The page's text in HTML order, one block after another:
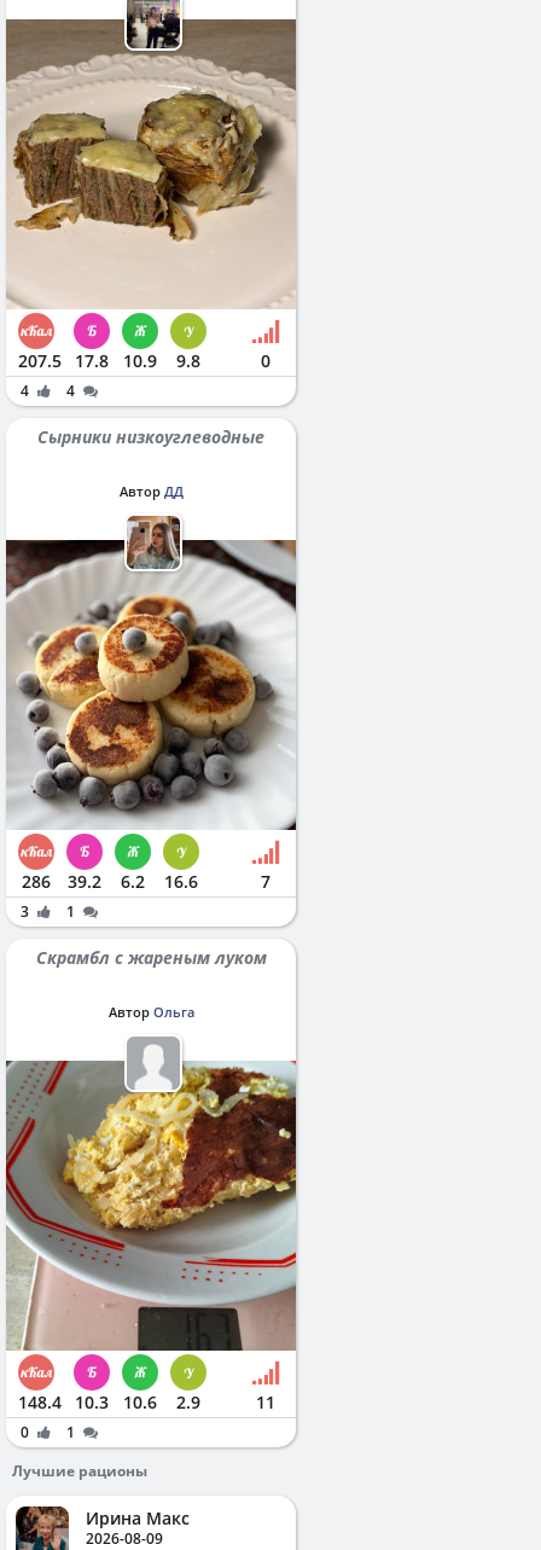
207.5 17.8 10.9 9.8 0
4 4
Сырники низкоуглеводные
Автор ДД
286 39.2 6.2 16.6 7
3 1
Скрамбл с жареным луком
Автор Ольга
148.4 10.3 10.6 2.9 11
0
1
Лучшие рационы
Ирина Макс
2026-08-09